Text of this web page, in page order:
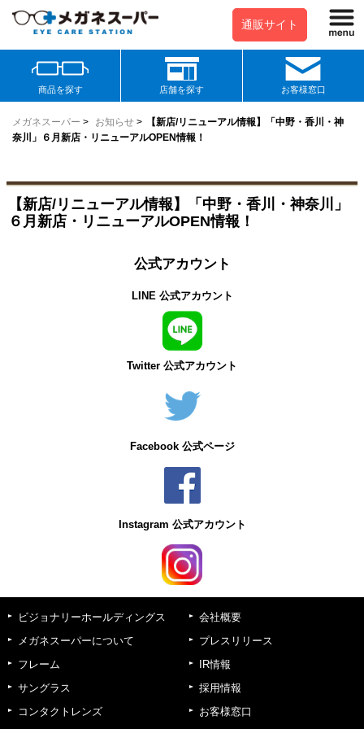
通販サイト
商品を探す 店舗を探す お客様窓口
メガネスーパー > お知らせ >
【新店/リニューアル情報】「中野・香川・神
奈川」６月新店・リニューアルOPEN情報！
【新店/リニューアル情報】「中野・香川・神奈川」
６月新店・リニューアルOPEN情報！
公式アカウント
LINE 公式アカウント
Twitter 公式アカウント
Facebook 公式ページ
Instagram 公式アカウント
ビジョナリーホールディングス
メガネスーパーについて
フレーム
サングラス
コンタクトレンズ
会社概要
プレスリリース
IR情報
採用情報
お客様窓口